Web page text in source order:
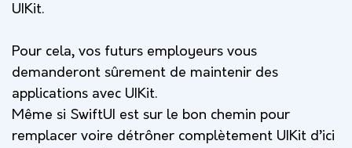
UIKit.
Pour cela, vos futurs employeurs vous
demanderont sûrement de maintenir des
applications avec UIKit.
Même si SwiftUI est sur le bon chemin pour
remplacer voire détrôner complètement UIKit d’ici